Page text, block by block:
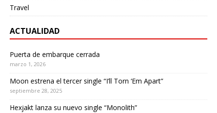
Travel
ACTUALIDAD
Puerta de embarque cerrada
marzo 1, 2026
Moon estrena el tercer single “I’ll Torn ‘Em Apart”
septiembre 28, 2025
Hexjakt lanza su nuevo single “Monolith”